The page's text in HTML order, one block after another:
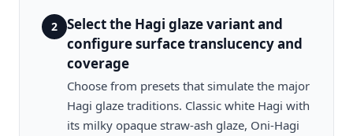
2
Select the Hagi glaze variant and
configure surface translucency and
coverage
Choose from presets that simulate the major
Hagi glaze traditions. Classic white Hagi with
its milky opaque straw-ash glaze, Oni-Hagi